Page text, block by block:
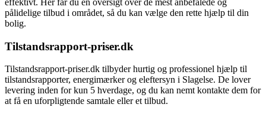
pålidelige tilbud i området, så du kan vælge den rette hjælp til din
bolig.
Tilstandsrapport-priser.dk
Tilstandsrapport-priser.dk tilbyder hurtig og professionel hjælp til
tilstandsrapporter, energimærker og eleftersyn i Slagelse. De lover
levering inden for kun 5 hverdage, og du kan nemt kontakte dem for
at få en uforpligtende samtale eller et tilbud.